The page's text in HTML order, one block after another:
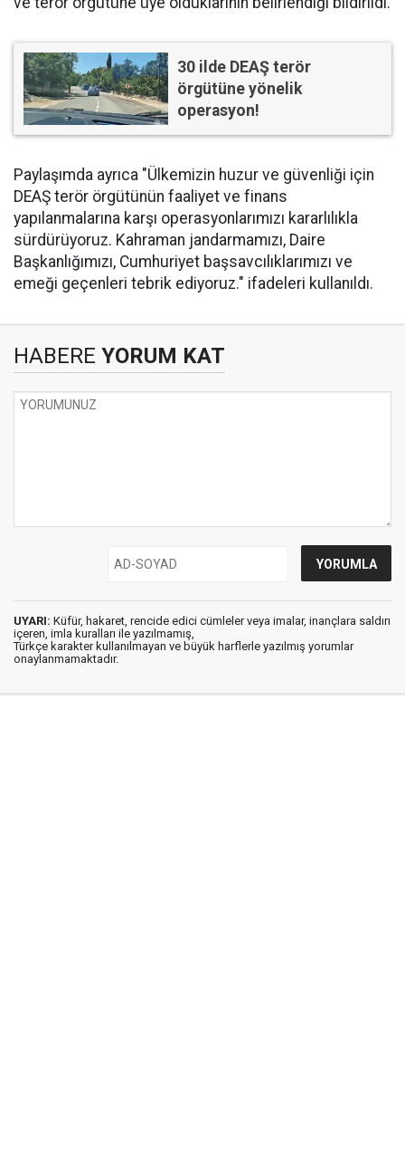
30 ilde DEAŞ terör
örgütüne yönelik
operasyon!
Paylaşımda ayrıca "Ülkemizin huzur ve güvenliği için
DEAŞ terör örgütünün faaliyet ve finans
yapılanmalarına karşı operasyonlarımızı kararlılıkla
sürdürüyoruz. Kahraman jandarmamızı, Daire
Başkanlığımızı, Cumhuriyet başsavcılıklarımızı ve
emeği geçenleri tebrik ediyoruz." ifadeleri kullanıldı.
HABERE YORUM KAT
UYARI: Küfür, hakaret, rencide edici cümleler veya imalar, inançlara saldırı
içeren, imla kuralları ile yazılmamış,
Türkçe karakter kullanılmayan ve büyük harflerle yazılmış yorumlar
onaylanmamaktadır.